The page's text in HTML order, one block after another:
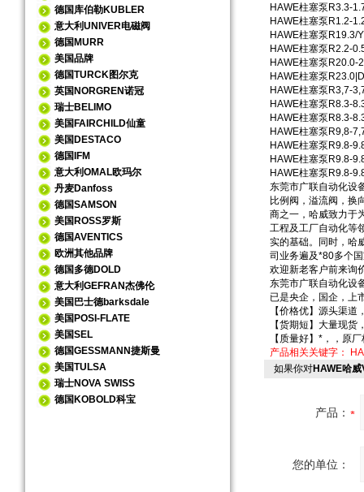
德国库伯勒KUBLER
意大利UNIVER电磁阀
德国MURR
美国品牌
德国TURCK图尔克
英国NORGREN诺冠
瑞士BELIMO
美国FAIRCHILD仙童
美国DESTACO
德国IFM
意大利OMAL欧玛尔
丹麦Danfoss
德国SAMSON
美国ROSS罗斯
德国AVENTICS
欧洲其他品牌
德国多德DOLD
意大利GEFRAN杰佛伦
美国巴士德barksdale
美国POSI-FLATE
美国SEL
德国GESSMANN捷斯曼
美国TULSA
瑞士NOVA SWISS
德国KOBOLD科宝
HAWE柱塞泵R3.3-
HAWE柱塞泵R1.2-
HAWE柱塞泵R19.3/
HAWE柱塞泵R2.2-
HAWE柱塞泵R20.0-
HAWE柱塞泵
HAWE柱塞泵R3,7-
HAWE柱塞泵R8.3-
HAWE柱塞泵R8.3-
HAWE柱塞泵R9,8-
HAWE柱塞泵R9.8-
HAWE柱塞泵R9.8-
HAWE柱塞泵R9.8-
东莞市广联自动化设
比例阀，溢流阀，换
商之一，哈威致力于
工程及工厂自动化等
实的基础。同时，哈
司业务遍及*80多个
欢迎新老客户前来询
东莞市广联自动化设
已是央企，国企，上
【价格优】源头渠
【货期短】大量现
【质量好】*，，原
产品相关关键字：
如果你对HAWE哈
产品：
您的单位：